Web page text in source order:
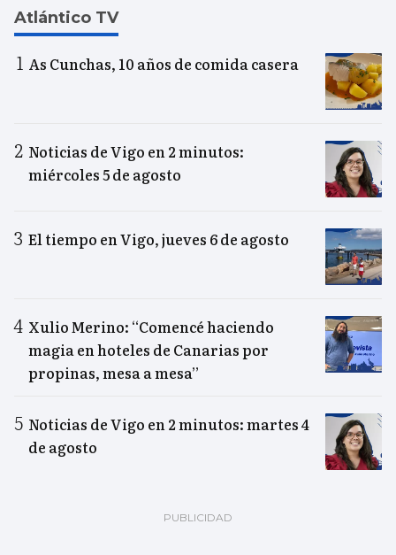
Atlántico TV
As Cunchas, 10 años de comida casera
Noticias de Vigo en 2 minutos:
miércoles 5 de agosto
El tiempo en Vigo, jueves 6 de agosto
Xulio Merino: “Comencé haciendo
magia en hoteles de Canarias por
propinas, mesa a mesa”
Noticias de Vigo en 2 minutos: martes 4
de agosto